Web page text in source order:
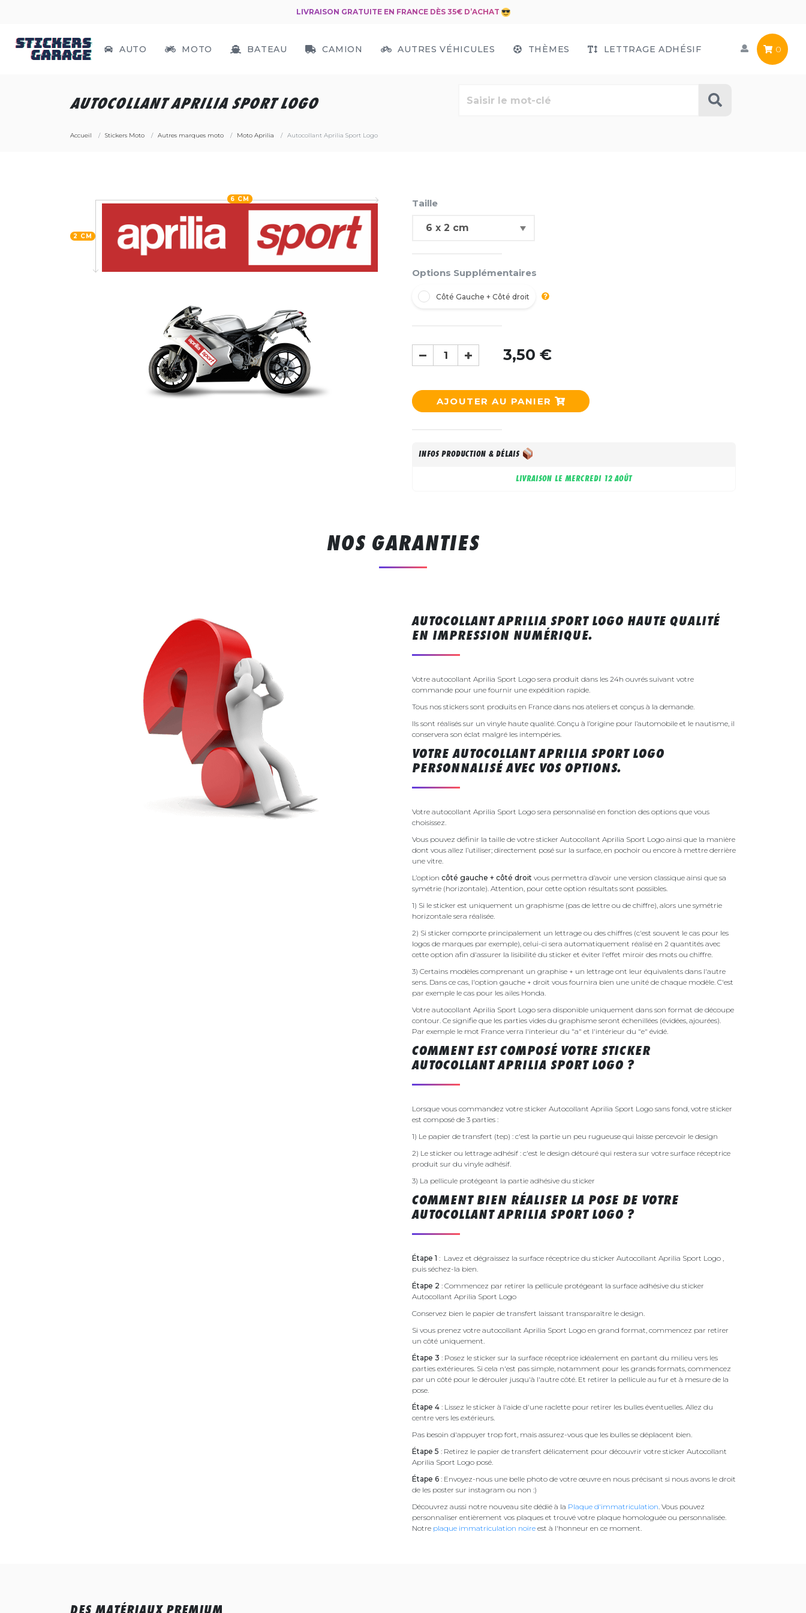
LIVRAISON GRATUITE EN FRANCE DÈS 35€ D’ACHAT
AUTO MOTO BATEAU CAMION AUTRES VÉHICULES THÈMES LETTRAGE ADHÉSIF 0
AUTOCOLLANT APRILIA SPORT LOGO
Accueil Stickers Moto Autres marques moto Moto Aprilia Autocollant Aprilia Sport Logo
2 CM
6 CM Taille
Options Supplémentaires
Côté Gauche + Côté droit
3,50 €
AJOUTER AU PANIER
INFOS PRODUCTION & DÉLAIS
LIVRAISON LE MERCREDI 12 AOÛT
NOS GARANTIES
AUTOCOLLANT APRILIA SPORT LOGO HAUTE QUALITÉ
EN IMPRESSION NUMÉRIQUE.
Votre autocollant Aprilia Sport Logo sera produit dans les 24h ouvrés suivant votre
commande pour une fournir une expédition rapide.
Tous nos stickers sont produits en France dans nos ateliers et conçus à la demande.
Ils sont réalisés sur un vinyle haute qualité. Conçu à l’origine pour l’automobile et le nautisme, il
conservera son éclat malgré les intempéries.
VOTRE AUTOCOLLANT APRILIA SPORT LOGO
PERSONNALISÉ AVEC VOS OPTIONS.
Votre autocollant Aprilia Sport Logo sera personnalisé en fonction des options que vous
choisissez.
Vous pouvez définir la taille de votre sticker Autocollant Aprilia Sport Logo ainsi que la manière
dont vous allez l’utiliser; directement posé sur la surface, en pochoir ou encore à mettre derrière
une vitre.
L’option côté gauche + côté droit vous permettra d’avoir une version classique ainsi que sa
symétrie (horizontale). Attention, pour cette option résultats sont possibles.
1) Si le sticker est uniquement un graphisme (pas de lettre ou de chiffre), alors une symétrie
horizontale sera réalisée.
2) Si sticker comporte principalement un lettrage ou des chiffres (c'est souvent le cas pour les
logos de marques par exemple), celui-ci sera automatiquement réalisé en 2 quantités avec
cette option afin d'assurer la lisibilité du sticker et éviter l'effet miroir des mots ou chiffre.
3) Certains modèles comprenant un graphise + un lettrage ont leur équivalents dans l'autre
sens. Dans ce cas, l'option gauche + droit vous fournira bien une unité de chaque modèle. C'est
par exemple le cas pour les ailes Honda.
Votre autocollant Aprilia Sport Logo sera disponible uniquement dans son format de découpe
contour. Ce signifie que les parties vides du graphisme seront échenillées (évidées, ajourées).
Par exemple le mot France verra l'interieur du "a" et l'intérieur du "e" évidé.
COMMENT EST COMPOSÉ VOTRE STICKER
AUTOCOLLANT APRILIA SPORT LOGO ?
Lorsque vous commandez votre sticker Autocollant Aprilia Sport Logo sans fond, votre sticker
est composé de 3 parties :
1) Le papier de transfert (tep) : c'est la partie un peu rugueuse qui laisse percevoir le design
2) Le sticker ou lettrage adhésif : c'est le design détouré qui restera sur votre surface réceptrice
produit sur du vinyle adhésif.
3) La pellicule protégeant la partie adhésive du sticker
COMMENT BIEN RÉALISER LA POSE DE VOTRE
AUTOCOLLANT APRILIA SPORT LOGO ?
Étape 1 : Lavez et dégraissez la surface réceptrice du sticker Autocollant Aprilia Sport Logo ,
puis séchez-la bien.
Étape 2 : Commencez par retirer la pellicule protégeant la surface adhésive du sticker
Autocollant Aprilia Sport Logo
Conservez bien le papier de transfert laissant transparaître le design.
Si vous prenez votre autocollant Aprilia Sport Logo en grand format, commencez par retirer
un côté uniquement.
Étape 3 : Posez le sticker sur la surface réceptrice idéalement en partant du milieu vers les
parties extérieures. Si cela n'est pas simple, notamment pour les grands formats, commencez
par un côté pour le dérouler jusqu'à l'autre côté. Et retirer la pellicule au fur et à mesure de la
pose.
Étape 4 : Lissez le sticker à l'aide d'une raclette pour retirer les bulles éventuelles. Allez du
centre vers les extérieurs.
Pas besoin d'appuyer trop fort, mais assurez-vous que les bulles se déplacent bien.
Étape 5 : Retirez le papier de transfert délicatement pour découvrir votre sticker Autocollant
Aprilia Sport Logo posé.
Étape 6 : Envoyez-nous une belle photo de votre œuvre en nous précisant si nous avons le droit
de les poster sur instagram ou non :)
Découvrez aussi notre nouveau site dédié à la Plaque d'immatriculation. Vous pouvez
personnaliser entièrement vos plaques et trouvé votre plaque homologuée ou personnalisée.
Notre plaque immatriculation noire est à l'honneur en ce moment.
DES MATÉRIAUX PREMIUM